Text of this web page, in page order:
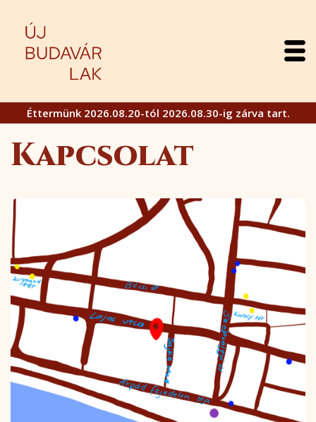
Éttermünk 2026.08.20-tól 2026.08.30-ig zárva tart.
Kapcsolat